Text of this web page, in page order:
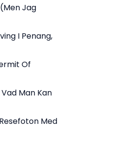
Jag
I Penang,
Of
Man Kan
Med